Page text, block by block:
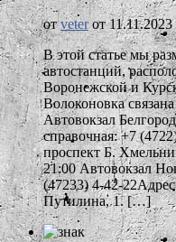
отveterот
В этой статье мы
автостанций,
Воронежской и
Волоконовка
Автовокзал
справочная: +7
проспект Б.
21:00 Автовокзал
(47233) 4-42-
Путилина, 1. […]